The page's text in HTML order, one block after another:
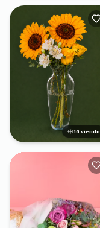
15 viendo